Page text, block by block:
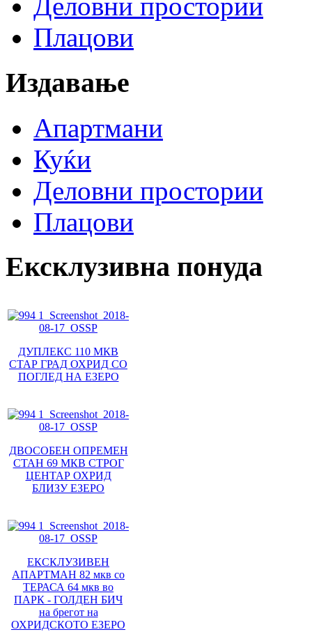
Деловни простории
Плацови
Издавање
Апартмани
Куќи
Деловни простории
Плацови
Ексклузивна понуда
ДУПЛЕКС 110 МКВ
СТАР ГРАД ОХРИД СО
ПОГЛЕД НА ЕЗЕРО
ДВОСОБЕН ОПРЕМЕН
СТАН 69 МКВ СТРОГ
ЦЕНТАР ОХРИД
БЛИЗУ ЕЗЕРО
ЕКСКЛУЗИВЕН
АПАРТМАН 82 мкв со
ТЕРАСА 64 мкв во
ПАРК - ГОЛДЕН БИЧ
на брегот на
ОХРИДСКОТО ЕЗЕРО